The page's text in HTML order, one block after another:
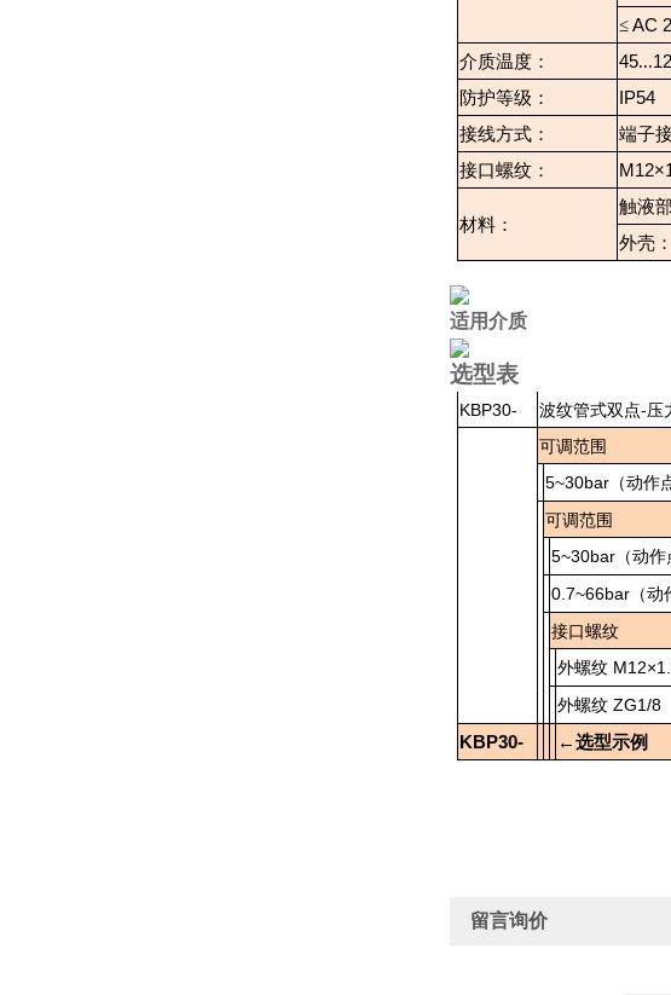
≤AC
介质温度：
45...
防护等级：
IP54
接线方式：
端子
接口螺纹：
材料：
触液
外壳
适用介质
选型表
KBP30-
波纹管式双点-压
可调范围
5~30bar （动作
可调范围
5~30bar （动作
0.7~66bar （动
接口螺纹
外螺纹
外螺纹 ZG1/8
KBP30-
←选型示例
留言询价